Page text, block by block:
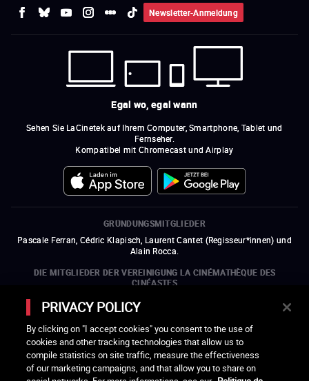
Newsletter-Anmeldung
Egal wo, egal wann
Sehen Sie LaCinetek auf Ihrem Computer, Smartphone, Tablet und
Fernseher.
Kompatibel mit Chromecast und Airplay
GRÜNDUNGSMITGLIEDER
Pascale Ferran, Cédric Klapisch, Laurent Cantet (Regisseur*innen) und
Alain Rocca.
DIE MITGLIEDER DER VEREINIGUNG LA CINÉMATHÈQUE DES
CINÉASTES
Olivier Assayas, Bertrand Bonello, Michel Hazanavicius (Repräsentant der
ARP), Rebecca Zlotowski und Mikael Buch (Repräsentant der SRF)
DIE MITGLIEDSORGANISATIONEN DER VEREINIGUNG LA
CINÉMATHÈQUE DES CINÉASTES
PRIVACY POLICY
By clicking on "I accept cookies" you consent to the use of
cookies and other tracking technologies that allow us to
compile statistics on site traffic, measure the effectiveness
of our marketing campaigns, and that allow you to share on